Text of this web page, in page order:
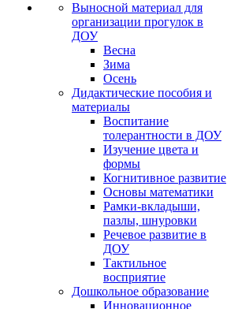
Выносной материал для
организации прогулок в
ДОУ
Весна
Зима
Осень
Дидактические пособия и
материалы
Воспитание
толерантности в ДОУ
Изучение цвета и
формы
Когнитивное развитие
Основы математики
Рамки-вкладыши,
пазлы, шнуровки
Речевое развитие в
ДОУ
Тактильное
восприятие
Дошкольное образование
Инновационное